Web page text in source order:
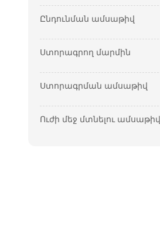
Ընդունման ամսաթիվ
Ստորագրող մարմին
Ստորագրման ամսաթիվ
Ուժի մեջ մտնելու ամսաթիվ